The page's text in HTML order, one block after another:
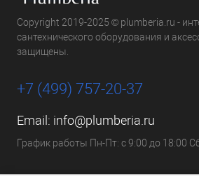
Copyright 2019-2025 © plumberia.ru -
сантехнического оборудования и
защищены.
+7 (499) 757-20-37
Email: info@plumberia.ru
График работы Пн-Пт: с 9:00 до 18:00